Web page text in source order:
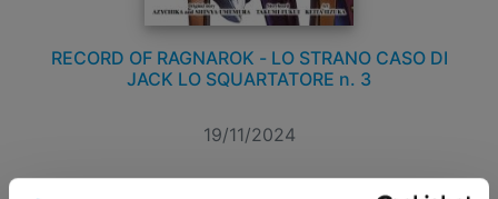
RECORD OF RAGNAROK - LO STRANO CASO DI
JACK LO SQUARTATORE n. 3
19/11/2024